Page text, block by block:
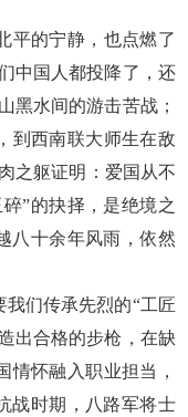
的宁静，也点燃了
中国人都投降了，还
黑水间的游击苦战；
到西南联大师生在敌
之躯证明：爱国从不
”的抉择，是绝境之
八十余年风雨，依然
们传承先烈的“工匠
出合格的步枪，在缺
情怀融入职业担当，
战时期，八路军将士